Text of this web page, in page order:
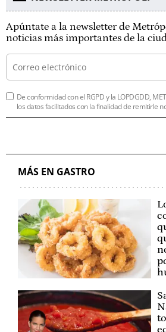
Apúntate a la newsletter de
noticias más importantes de la
De conformidad con el RGPD y la LOPDGDD,
los datos facilitados con la finalidad de remitirle
MÁS EN GASTRO